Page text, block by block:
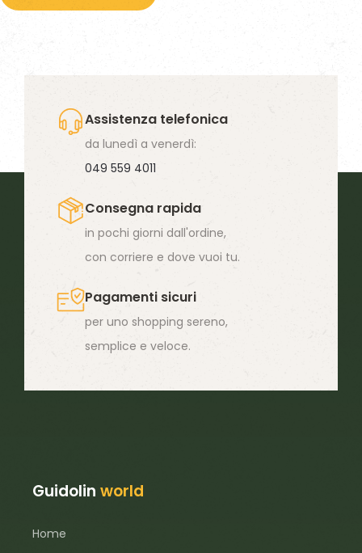
opzioni
possono
nella
pagina
del
Assistenza telefonica
da lunedì a venerdì:
049 559 4011
Consegna rapida
in pochi giorni dall'ordine,
con corriere e dove vuoi tu.
Pagamenti sicuri
per uno shopping sereno,
semplice e veloce.
Guidolinworld
Home